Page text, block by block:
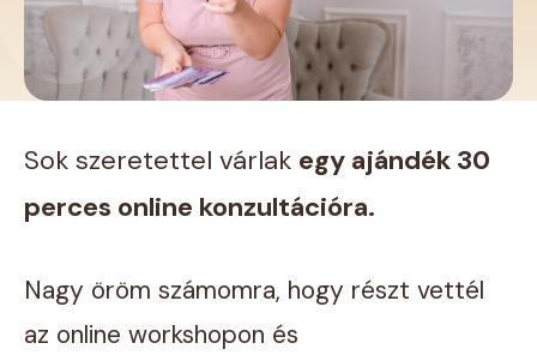
Sok szeretettel várlak egy ajándék 30
perces online konzultációra.
Nagy öröm számomra, hogy részt vettél
az online workshopon és